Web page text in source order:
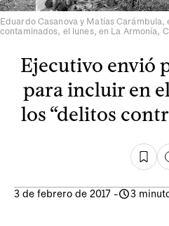
Eduardo Casanova y Matías Carámbula,
contaminados, el lunes, en La Armonía,
Ejecutivo envió
para incluir en
los “delitos
3 de febrero de 2017 - 3